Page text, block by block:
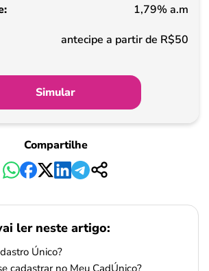
1,79% a.m
antecipe a partir de R$50
Simular
Compartilhe
ler neste artigo:
Único?
cadastrar no Meu CadÚnico?